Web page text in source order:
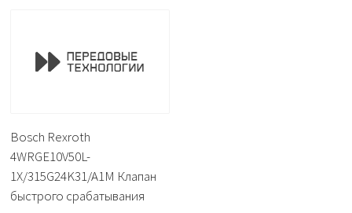
Bosch Rexroth
4WRGE10V50L-
1X/315G24K31/A1M Клапан
быстрого срабатывания